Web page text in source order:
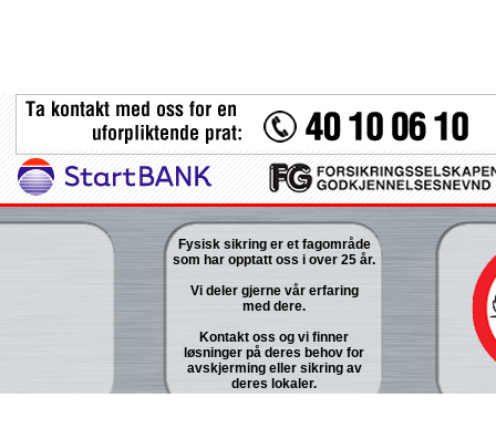
Fysisk sikring er et fagområde
som har opptatt oss i over 25 år.
Vi deler gjerne vår erfaring
med dere.
Kontakt oss og vi finner
løsninger på deres behov for
avskjerming eller sikring av
deres lokaler.